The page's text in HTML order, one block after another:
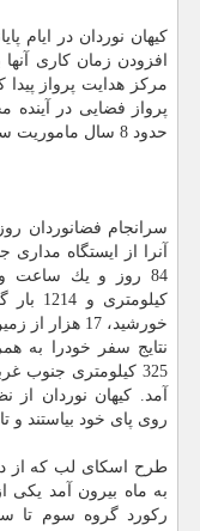
كیهان نوردان در ایام
مركز هدایت پرواز
پرواز فضایی در آینده
حدود 8 سال ماموریت سرنشین دار دیگری نداشت!!
آنرا از ایستگاه
نتایج سفر خودرا به
325 كیلومتری
آمد. كیهان نوردان
روی پای خود بیاستند
طرح اسكای لب كه از دل
به ماه بیرون آمد یكی
ركورد گروه سوم تا